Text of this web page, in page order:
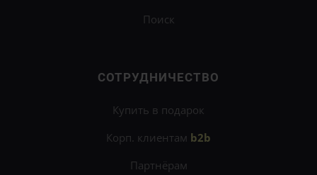
Поиск
СОТРУДНИЧЕСТВО
Купить в подарок
Корп. клиентам b2b
Партнёрам